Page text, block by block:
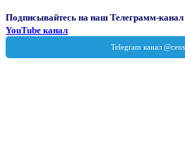
Подписывайтесь на наш Телеграмм-канал
YouTube канал